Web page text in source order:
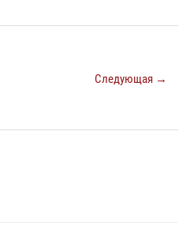
Следующая →